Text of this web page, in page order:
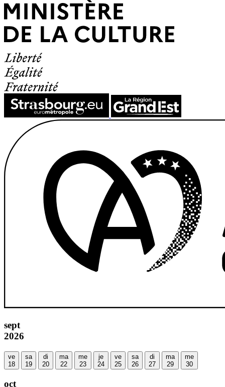
sept
2026
ve
18
sa
19
di
20
ma
22
me
23
je
24
ve
25
sa
26
di
27
ma
29
me
30
oct